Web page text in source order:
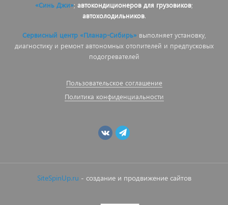
«Синь Джи»; автокондиционеров для грузовиков;
автохолодильников.
Сервисный центр «Планар-Сибирь»выполняет установку,
диагностику и ремонт автономных отопителей и предпусковых
подогревателей
Пользовательское соглашение
Политика конфиденциальности
SiteSpinUp.ru - создание и продвижение сайтов